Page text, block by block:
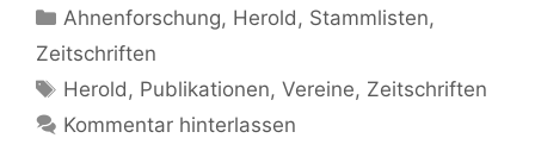
Kategorien
Ahnenforschung, Herold, Stammlisten,
Zeitschriften
Schlagwörter
Herold, Publikationen,Vereine, Zeitschriften
Kommentar hinterlassen